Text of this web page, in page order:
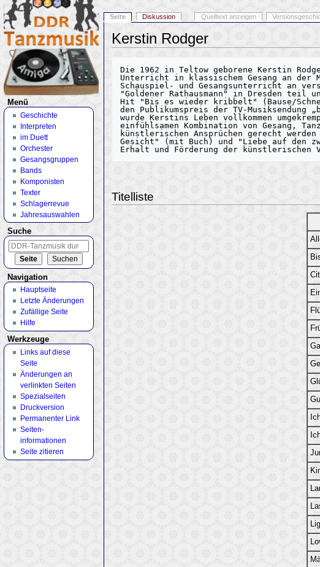
Kerstin Rodger
Die 1962 in Teltow geborene Kerstin
Unterricht in klassischem Gesang an der
Schauspiel- und Gesangsunterricht an
"Goldener Rathausmann" in Dresden teil
Hit "Bis es wieder kribbelt" (Bause/
den Publikumspreis der TV-Musiksendung
wurde Kerstins Leben vollkommen
einfühlsamen Kombination von Gesang,
künstlerischen Ansprüchen gerecht
Gesicht" (mit Buch) und "Liebe auf den
Titelliste
Seite Diskussion Quelltext anzeigen
Menü
Geschichte
Interpreten
im Duett
Orchester
Gesangsgruppen
Bands
Komponisten
Texter
Schlagerrevue
Jahresauswahlen
Suche
Navigation
Hauptseite
Letzte Änderungen
Zufällige Seite
Hilfe
Werkzeuge
Links auf diese
Seite
Änderungen an
verlinkten Seiten
Spezialseiten
Druckversion
Permanenter Link
Seiten­
informationen
Seite zitieren